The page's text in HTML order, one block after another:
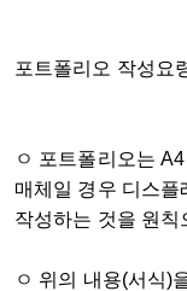
포트폴리오 작성요
ㅇ 포트폴리오는
매체일 경우 디스플
작성하는 것을 원칙
ㅇ 위의 내용(서식)